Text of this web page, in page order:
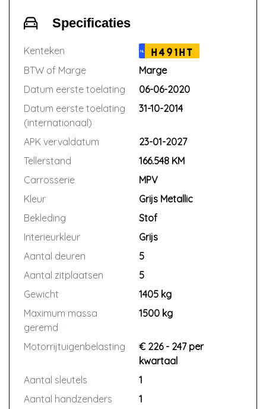
Specificaties
Kenteken NL
H491HT
BTW of Marge
Marge
Datum eerste toelating
06-06-2020
Datum eerste toelating
(internationaal)
31-10-2014
APK vervaldatum
23-01-2027
Tellerstand
166.548 KM
Carrosserie
MPV
Kleur
Grijs Metallic
Bekleding
Stof
Interieurkleur
Grijs
Aantal deuren
5
Aantal zitplaatsen
5
Gewicht
1405 kg
Maximum massa
geremd
1500 kg
Motorrijtuigenbelasting
€ 226 - 247 per
kwartaal
Aantal sleutels
1
Aantal handzenders
1